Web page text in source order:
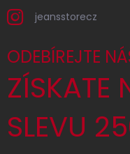
jeansstorecz
ODEBÍREJTE
ZÍSKATE
SLEVU